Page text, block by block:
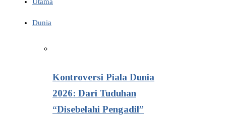
Dunia
Kontroversi Piala Dunia
2026: Dari Tuduhan
“Disebelahi Pengadil”